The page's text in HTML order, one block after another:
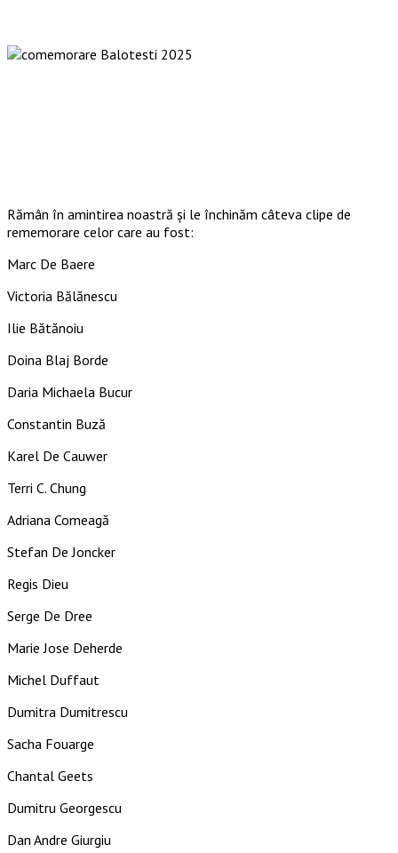
Rămân în amintirea noastră şi le închinăm câteva clipe de
rememorare celor care au fost:
Marc De Baere
Victoria Bălănescu
Ilie Bătănoiu
Doina Blaj Borde
Daria Michaela Bucur
Constantin Buză
Karel De Cauwer
Terri C. Chung
Adriana Comeagă
Stefan De Joncker
Regis Dieu
Serge De Dree
Marie Jose Deherde
Michel Duffaut
Dumitra Dumitrescu
Sacha Fouarge
Chantal Geets
Dumitru Georgescu
Dan Andre Giurgiu